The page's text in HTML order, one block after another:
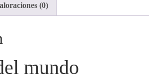
(0)
mundo